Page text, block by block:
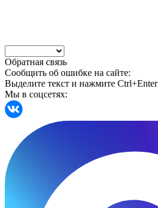
Обратная связь
Сообщить об ошибке на сайте:
Выделите текст и нажмите Ctrl+Enter
Мы в соцсетях: